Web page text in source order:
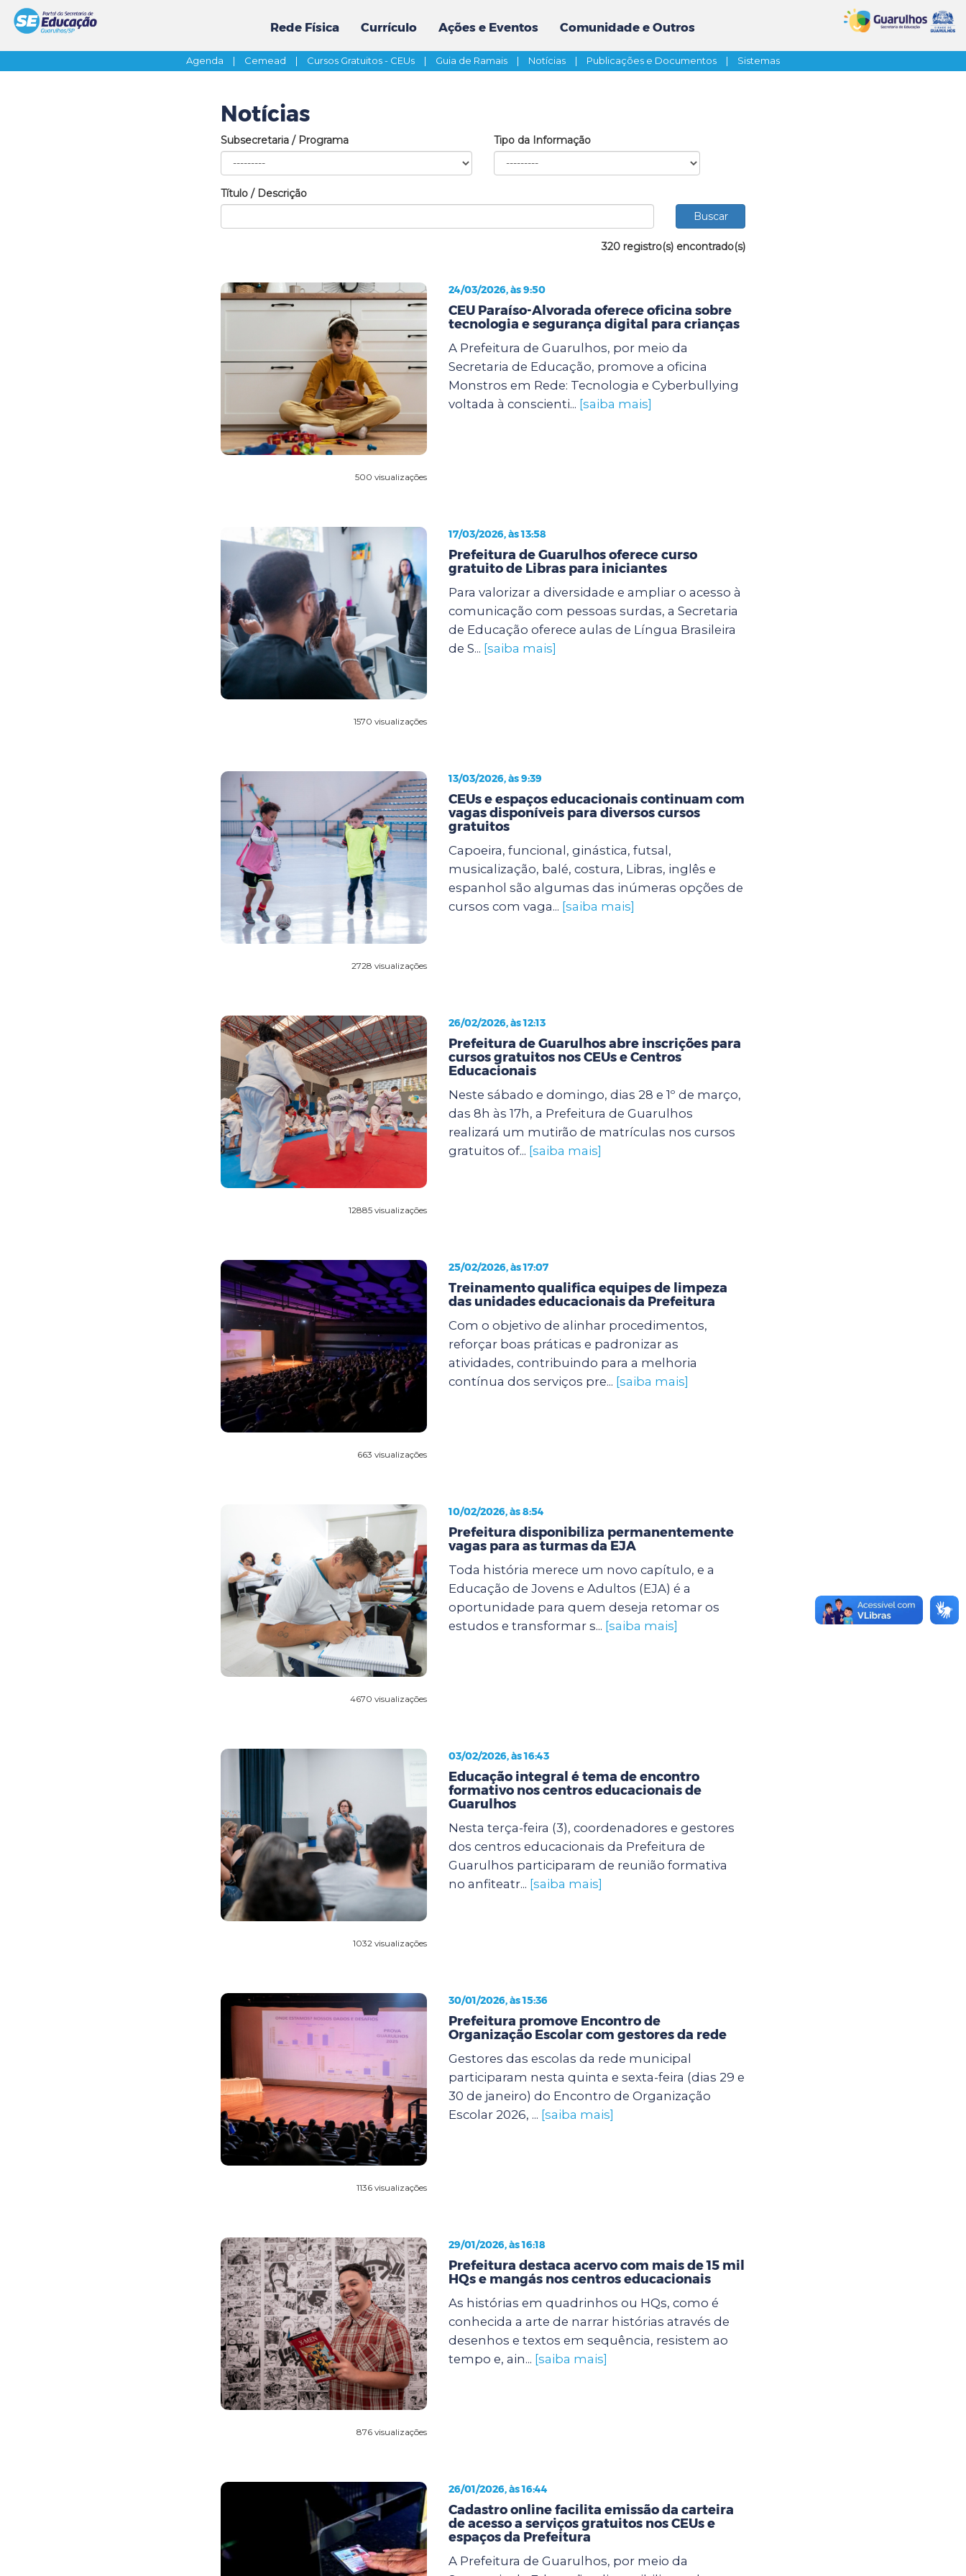
Rede Física Currículo Ações e Eventos Comunidade e Outros
Agenda | Cemead | Cursos Gratuitos - CEUs | Guia de Ramais | Notícias | Publicações e Documentos | Sistemas
Notícias
Subsecretaria / Programa Tipo da Informação
Título / Descrição
320 registro(s) encontrado(s)
500 visualizações
24/03/2026, às 9:50
CEU Paraíso-Alvorada oferece oficina sobre
tecnologia e segurança digital para crianças
A Prefeitura de Guarulhos, por meio da
Secretaria de Educação, promove a oficina
Monstros em Rede: Tecnologia e Cyberbullying
voltada à conscienti... [saiba mais]
1570 visualizações
17/03/2026, às 13:58
Prefeitura de Guarulhos oferece curso
gratuito de Libras para iniciantes
Para valorizar a diversidade e ampliar o acesso à
comunicação com pessoas surdas, a Secretaria
de Educação oferece aulas de Língua Brasileira
de S... [saiba mais]
2728 visualizações
13/03/2026, às 9:39
CEUs e espaços educacionais continuam com
vagas disponíveis para diversos cursos
gratuitos
Capoeira, funcional, ginástica, futsal,
musicalização, balé, costura, Libras, inglês e
espanhol são algumas das inúmeras opções de
cursos com vaga... [saiba mais]
12885 visualizações
26/02/2026, às 12:13
Prefeitura de Guarulhos abre inscrições para
cursos gratuitos nos CEUs e Centros
Educacionais
Neste sábado e domingo, dias 28 e 1º de março,
das 8h às 17h, a Prefeitura de Guarulhos
realizará um mutirão de matrículas nos cursos
gratuitos of... [saiba mais]
663 visualizações
25/02/2026, às 17:07
Treinamento qualifica equipes de limpeza
das unidades educacionais da Prefeitura
Com o objetivo de alinhar procedimentos,
reforçar boas práticas e padronizar as
atividades, contribuindo para a melhoria
contínua dos serviços pre... [saiba mais]
4670 visualizações
10/02/2026, às 8:54
Prefeitura disponibiliza permanentemente
vagas para as turmas da EJA
Toda história merece um novo capítulo, e a
Educação de Jovens e Adultos (EJA) é a
oportunidade para quem deseja retomar os
estudos e transformar s... [saiba mais]
1032 visualizações
03/02/2026, às 16:43
Educação integral é tema de encontro
formativo nos centros educacionais de
Guarulhos
Nesta terça-feira (3), coordenadores e gestores
dos centros educacionais da Prefeitura de
Guarulhos participaram de reunião formativa
no anfiteatr... [saiba mais]
1136 visualizações
30/01/2026, às 15:36
Prefeitura promove Encontro de
Organização Escolar com gestores da rede
Gestores das escolas da rede municipal
participaram nesta quinta e sexta-feira (dias 29 e
30 de janeiro) do Encontro de Organização
Escolar 2026, ... [saiba mais]
876 visualizações
29/01/2026, às 16:18
Prefeitura destaca acervo com mais de 15 mil
HQs e mangás nos centros educacionais
As histórias em quadrinhos ou HQs, como é
conhecida a arte de narrar histórias através de
desenhos e textos em sequência, resistem ao
tempo e, ain... [saiba mais]
26/01/2026, às 16:44
Cadastro online facilita emissão da carteira
de acesso a serviços gratuitos nos CEUs e
espaços da Prefeitura
A Prefeitura de Guarulhos, por meio da